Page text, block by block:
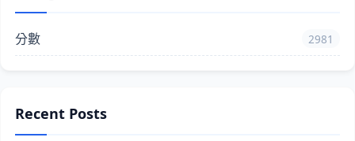
分數 2981
Recent Posts